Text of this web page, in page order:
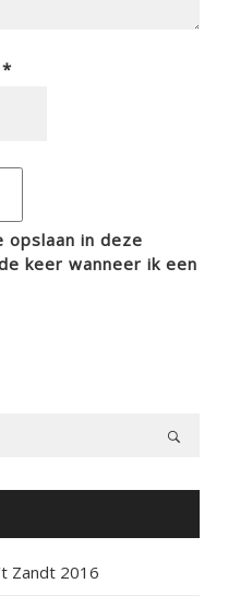
*
opslaan in deze
keer wanneer ik een
Zandt 2016